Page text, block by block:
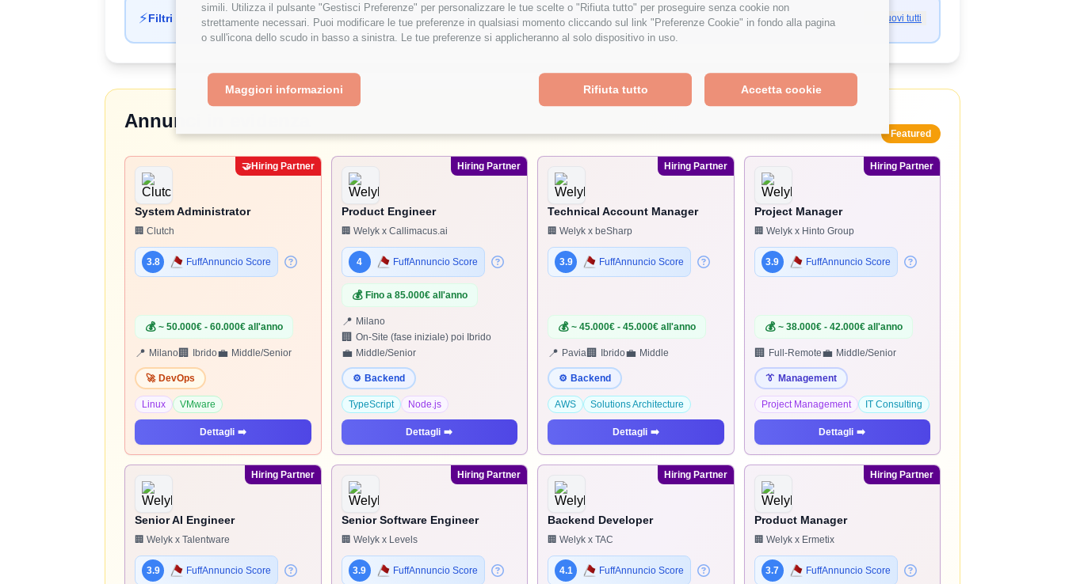
simili. Utilizza il pulsante "Gestisci Preferenze" per personalizzare le tue scelte o "Rifiuta tutto" per proseguire senza cookie non
strettamente necessari. Puoi modificare le tue preferenze in qualsiasi momento cliccando sul link "Preferenze Cookie" in fondo alla pagina
o sull'icona dello scudo in basso a sinistra. Le tue preferenze si applicheranno al solo dispositivo in uso.
Accetta cookie
Rifiuta tutto
Maggiori informazioni
⚡Filtri applicati automaticamente Rimuovi tutti
Annunci in evidenza
Featured
🤝Hiring Partner
System Administrator
🏢 Clutch
3.8 FuffAnnuncio Score
💰 ~ 50.000€ - 60.000€ all'anno
📍 Milano🏢 Ibrido💼 Middle/Senior
🚀 DevOps
Linux VMware
Dettagli ➡️
Hiring Partner
Product Engineer
🏢 Welyk x Callimacus.ai
4 FuffAnnuncio Score
💰 Fino a 85.000€ all'anno
📍 Milano
🏢 On-Site (fase iniziale) poi Ibrido
💼 Middle/Senior
⚙️ Backend
TypeScript Node.js
Dettagli ➡️
Hiring Partner
Technical Account Manager
🏢 Welyk x beSharp
3.9 FuffAnnuncio Score
💰 ~ 45.000€ - 45.000€ all'anno
📍 Pavia🏢 Ibrido💼 Middle
⚙️ Backend
AWS Solutions Architecture
Dettagli ➡️
Hiring Partner
Project Manager
🏢 Welyk x Hinto Group
3.9 FuffAnnuncio Score
💰 ~ 38.000€ - 42.000€ all'anno
🏢 Full-Remote💼 Middle/Senior
👔 Management
Project Management IT Consulting
Dettagli ➡️
Hiring Partner
Senior AI Engineer
🏢 Welyk x Talentware
3.9 FuffAnnuncio Score
Hiring Partner
Senior Software Engineer
🏢 Welyk x Levels
3.9 FuffAnnuncio Score
Hiring Partner
Backend Developer
🏢 Welyk x TAC
4.1 FuffAnnuncio Score
Hiring Partner
Product Manager
🏢 Welyk x Ermetix
3.7 FuffAnnuncio Score